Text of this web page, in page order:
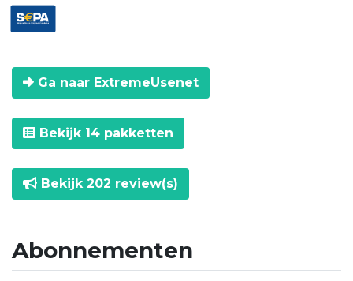
Ga naar ExtremeUsenet
Bekijk 14 pakketten
Bekijk 202 review(s)
Abonnementen